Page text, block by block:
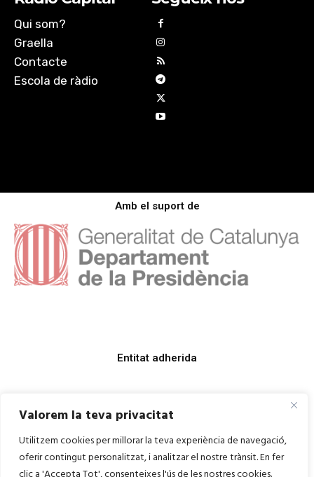
Valorem la teva privacitat
Utilitzem cookies per millorar la teva experiència de navegació,
oferir contingut personalitzat, i analitzar el nostre trànsit. En fer
Qui som?
Graella
Contacte
Escola de ràdio
Amb el suport de
Entitat adherida